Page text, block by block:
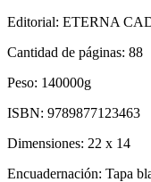
Editorial: ETERNA
Cantidad de páginas: 88
Peso: 140000g
ISBN: 9789877123463
Dimensiones: 22 x 14
Encuadernación: Tapa